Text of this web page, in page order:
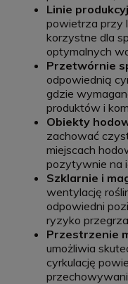
Linie
powietrza przy
korzystne dla
optymalnych
Przetwórnie
odpowiednią
gdzie
produktów i
Obiekty
zachować
miejscach
pozytywnie na
Szklarnie i
wentylację
odpowiedni
ryzyko
Przestrzenie
umożliwia
cyrkulację